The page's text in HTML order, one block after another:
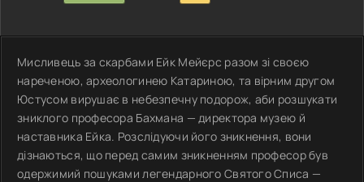
Мисливець за скарбами Ейк Мейєрс разом зі своєю
нареченою, археологинею Катариною, та вірним другом
Юстусом вирушає в небезпечну подорож, аби розшукати
зниклого професора Бахмана — директора музею й
наставника Ейка. Розслідуючи його зникнення, вони
дізнаються, що перед самим зникненням професор був
одержимий пошуками легендарного Святого Списа —